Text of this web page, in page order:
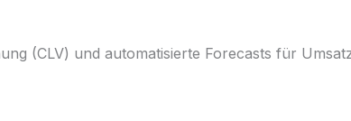
(CLV) und automatisierte Forecasts für